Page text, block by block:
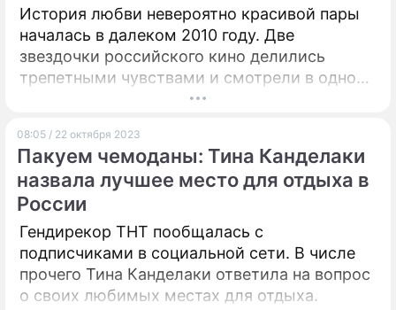
гастроэнтеролог Вероника Корнилова.
История любви невероятно красивой пары
началась в далеком 2010 году. Две
звездочки российского кино делились
трепетными чувствами и смотрели в одном
08:05 / 22 октября 2023
Пакуем чемоданы: Тина Канделаки
назвала лучшее место для отдыха в
России
Гендирекор ТНТ пообщалась с
подписчиками в социальной сети. В числе
прочего Тина Канделаки ответила на вопрос
о своих любимых местах для отдыха.